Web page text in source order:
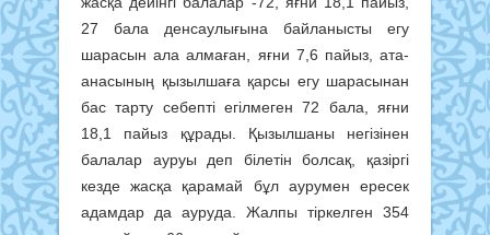
27 бала денсаулығына байланысты егу
шарасын ала алмаған, яғни 7,6 пайыз, ата-
анасының қызылшаға қарсы егу шарасынан
бас тарту себепті егілмеген 72 бала, яғни
18,1 пайыз құрады. Қызылшаны негізінен
балалар ауруы деп білетін болсақ, қазіргі
кезде жасқа қарамай бұл аурумен ересек
адамдар да ауруда. Жалпы тіркелген 354